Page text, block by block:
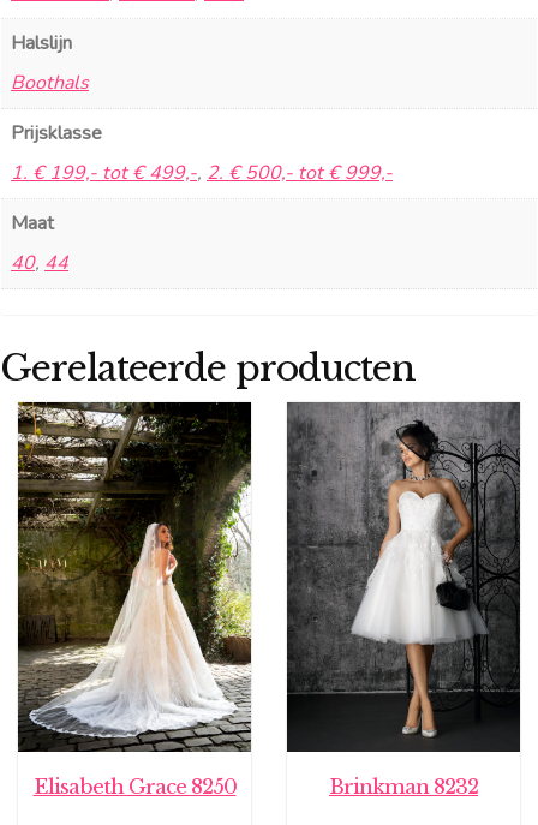
Halslijn
Boothals
Prijsklasse
1. € 199,- tot € 499,-, 2. € 500,- tot € 999,-
Maat
40, 44
Gerelateerde producten
Elisabeth Grace 8250 Brinkman 8232